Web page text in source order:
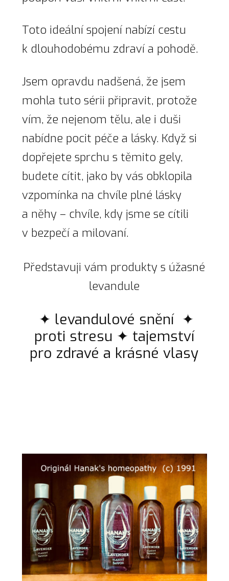
Toto ideální spojení nabízí cestu
k dlouhodobému zdraví a pohodě.
Jsem opravdu nadšená, že jsem
mohla tuto sérii připravit, protože
vím, že nejenom tělu, ale i duši
nabídne pocit péče a lásky. Když si
dopřejete sprchu s těmito gely,
budete cítit, jako by vás obklopila
vzpomínka na chvíle plné lásky
a něhy – chvíle, kdy jsme se cítili
v bezpečí a milovaní.
Představuji vám produkty s úžasné
levandule
✦ levandulové snění ✦
proti stresu ✦ tajemství
pro zdravé a krásné vlasy